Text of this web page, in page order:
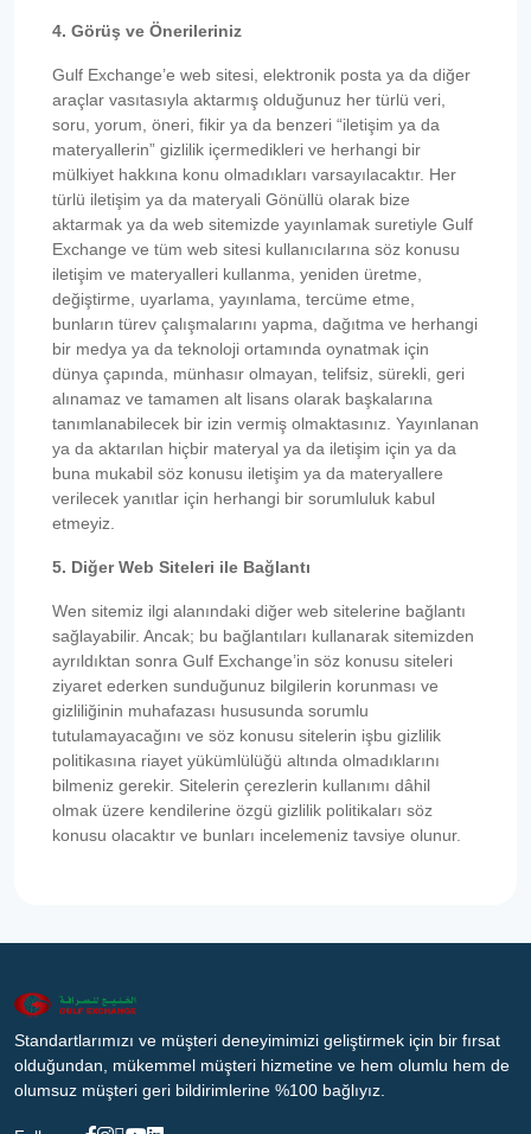
4. Görüş ve Önerileriniz
Gulf Exchange’e web sitesi, elektronik posta ya da diğer
araçlar vasıtasıyla aktarmış olduğunuz her türlü veri,
soru, yorum, öneri, fikir ya da benzeri “iletişim ya da
materyallerin” gizlilik içermedikleri ve herhangi bir
mülkiyet hakkına konu olmadıkları varsayılacaktır. Her
türlü iletişim ya da materyali Gönüllü olarak bize
aktarmak ya da web sitemizde yayınlamak suretiyle Gulf
Exchange ve tüm web sitesi kullanıcılarına söz konusu
iletişim ve materyalleri kullanma, yeniden üretme,
değiştirme, uyarlama, yayınlama, tercüme etme,
bunların türev çalışmalarını yapma, dağıtma ve herhangi
bir medya ya da teknoloji ortamında oynatmak için
dünya çapında, münhasır olmayan, telifsiz, sürekli, geri
alınamaz ve tamamen alt lisans olarak başkalarına
tanımlanabilecek bir izin vermiş olmaktasınız. Yayınlanan
ya da aktarılan hiçbir materyal ya da iletişim için ya da
buna mukabil söz konusu iletişim ya da materyallere
verilecek yanıtlar için herhangi bir sorumluluk kabul
etmeyiz.
5. Diğer Web Siteleri ile Bağlantı
Wen sitemiz ilgi alanındaki diğer web sitelerine bağlantı
sağlayabilir. Ancak; bu bağlantıları kullanarak sitemizden
ayrıldıktan sonra Gulf Exchange’in söz konusu siteleri
ziyaret ederken sunduğunuz bilgilerin korunması ve
gizliliğinin muhafazası hususunda sorumlu
tutulamayacağını ve söz konusu sitelerin işbu gizlilik
politikasına riayet yükümlülüğü altında olmadıklarını
bilmeniz gerekir. Sitelerin çerezlerin kullanımı dâhil
olmak üzere kendilerine özgü gizlilik politikaları söz
konusu olacaktır ve bunları incelemeniz tavsiye olunur.
Standartlarımızı ve müşteri deneyimimizi geliştirmek için bir fırsat
olduğundan, mükemmel müşteri hizmetine ve hem olumlu hem de
olumsuz müşteri geri bildirimlerine %100 bağlıyız.